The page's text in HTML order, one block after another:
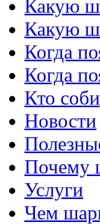
Какую
Какую
Когда
Когда
Кто
Новости
Почему
Услуги
Чем